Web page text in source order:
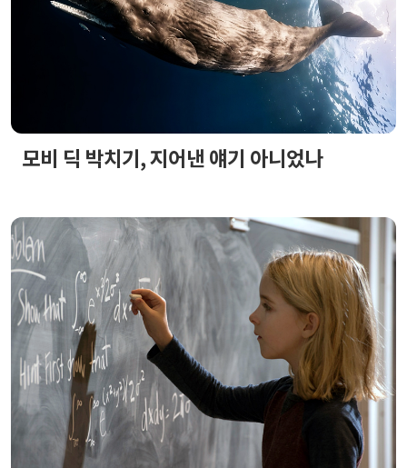
모비 딕 박치기, 지어낸 얘기 아니었나